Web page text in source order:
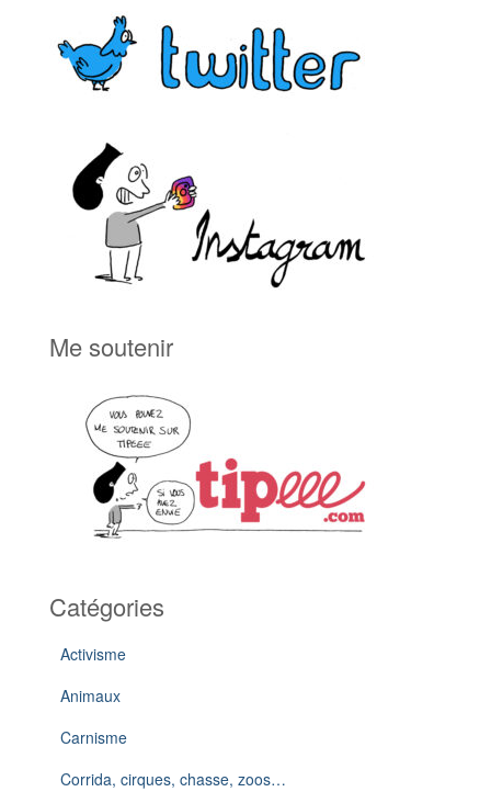
Me soutenir
Catégories
Activisme
Animaux
Carnisme
Corrida, cirques, chasse, zoos…